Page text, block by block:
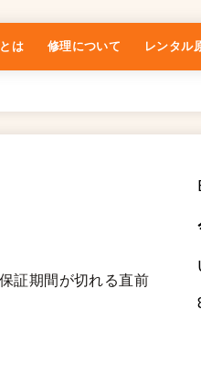
は 修理について レンタル
証期間が切れる直前